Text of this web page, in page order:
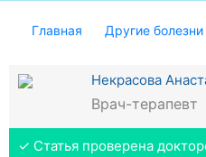
Главная Другие болезни
Некрасова
Врач-терапевт
✓ Статья проверена